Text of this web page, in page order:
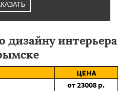
дизайну интерьера
ЦЕНА
от23008 р.